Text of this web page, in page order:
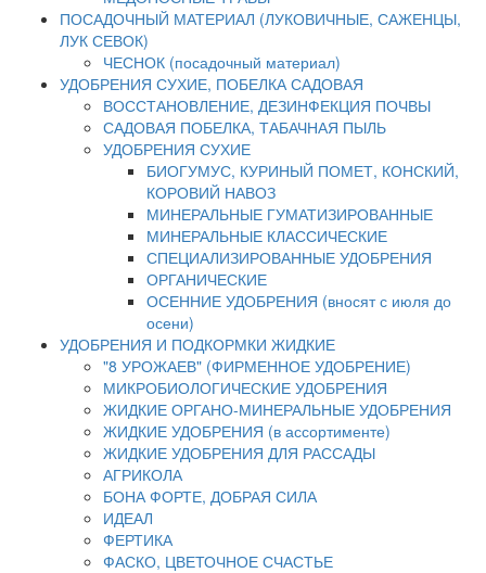
ПОСАДОЧНЫЙ МАТЕРИАЛ (ЛУКОВИЧНЫЕ, САЖЕНЦЫ,
ЛУК СЕВОК)
ЧЕСНОК (посадочный материал)
УДОБРЕНИЯ СУХИЕ, ПОБЕЛКА САДОВАЯ
ВОССТАНОВЛЕНИЕ, ДЕЗИНФЕКЦИЯ ПОЧВЫ
САДОВАЯ ПОБЕЛКА, ТАБАЧНАЯ ПЫЛЬ
УДОБРЕНИЯ СУХИЕ
БИОГУМУС, КУРИНЫЙ ПОМЕТ, КОНСКИЙ,
КОРОВИЙ НАВОЗ
МИНЕРАЛЬНЫЕ ГУМАТИЗИРОВАННЫЕ
МИНЕРАЛЬНЫЕ КЛАССИЧЕСКИЕ
СПЕЦИАЛИЗИРОВАННЫЕ УДОБРЕНИЯ
ОРГАНИЧЕСКИЕ
ОСЕННИЕ УДОБРЕНИЯ (вносят с июля до
осени)
УДОБРЕНИЯ И ПОДКОРМКИ ЖИДКИЕ
"8 УРОЖАЕВ" (ФИРМЕННОЕ УДОБРЕНИЕ)
МИКРОБИОЛОГИЧЕСКИЕ УДОБРЕНИЯ
ЖИДКИЕ ОРГАНО-МИНЕРАЛЬНЫЕ УДОБРЕНИЯ
ЖИДКИЕ УДОБРЕНИЯ (в ассортименте)
ЖИДКИЕ УДОБРЕНИЯ ДЛЯ РАССАДЫ
АГРИКОЛА
БОНА ФОРТЕ, ДОБРАЯ СИЛА
ИДЕАЛ
ФЕРТИКА
ФАСКО, ЦВЕТОЧНОЕ СЧАСТЬЕ